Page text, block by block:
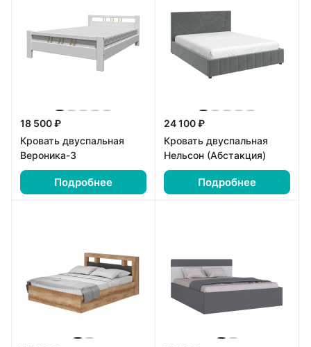
18 500 ₽
Кровать двуспальная
Вероника-3
Подробнее
24 100 ₽
Кровать двуспальная
Нельсон (Абстакция)
Подробнее